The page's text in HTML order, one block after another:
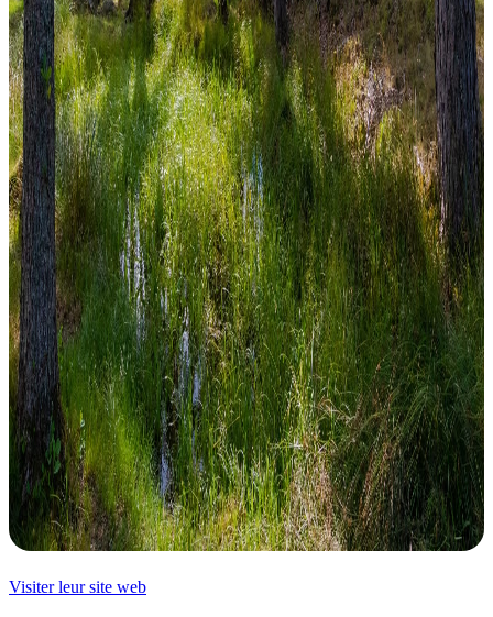
Visiter leur site web